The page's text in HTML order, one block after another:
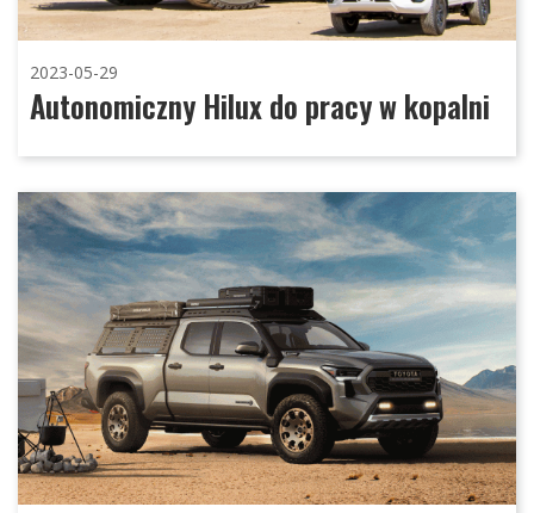
2023-05-29
Autonomiczny Hilux do pracy w kopalni